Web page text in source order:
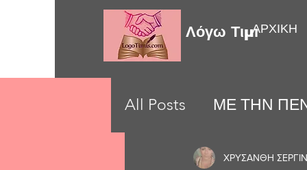
Λόγω ΤιμήςΑΡΧΙΚΗ
All Posts ΜΕ ΤΗΝ
LOVE MOMENTS
ΧΡΥΣΑΝΘΗ